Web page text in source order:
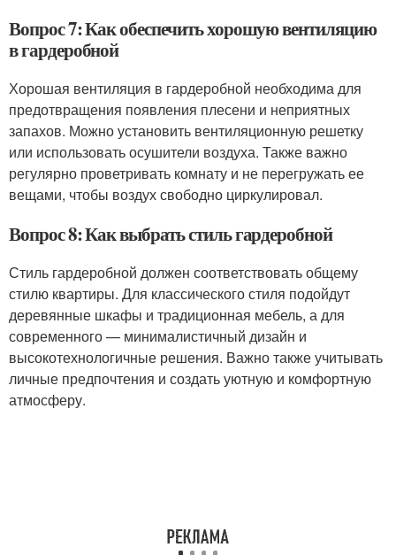
Вопрос 7: Как обеспечить хорошую вентиляцию
в гардеробной
Хорошая вентиляция в гардеробной необходима для
предотвращения появления плесени и неприятных
запахов. Можно установить вентиляционную решетку
или использовать осушители воздуха. Также важно
регулярно проветривать комнату и не перегружать ее
вещами, чтобы воздух свободно циркулировал.
Вопрос 8: Как выбрать стиль гардеробной
Стиль гардеробной должен соответствовать общему
стилю квартиры. Для классического стиля подойдут
деревянные шкафы и традиционная мебель, а для
современного — минималистичный дизайн и
высокотехнологичные решения. Важно также учитывать
личные предпочтения и создать уютную и комфортную
атмосферу.